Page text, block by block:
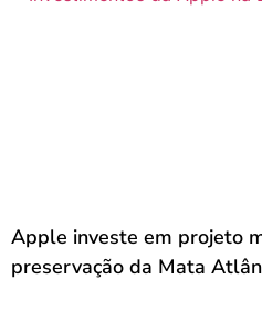
Apple investe em projeto
preservação da Mata